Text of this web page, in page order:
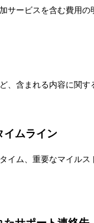
サービスを含む費用の
、含まれる内容に関す
イムライン
イム、重要なマイルス